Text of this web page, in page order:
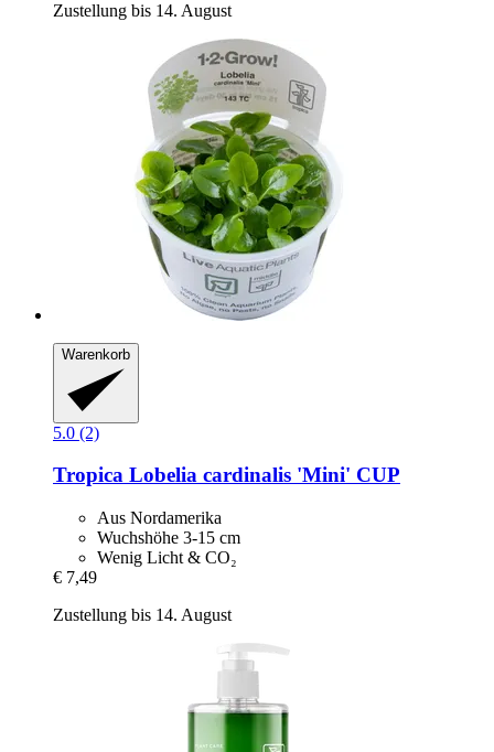
Zustellung bis 14. August
Warenkorb
5.0 (2)
Tropica Lobelia cardinalis 'Mini' CUP
Aus Nordamerika
Wuchshöhe 3-15 cm
Wenig Licht & CO₂
€ 7,49
Zustellung bis 14. August